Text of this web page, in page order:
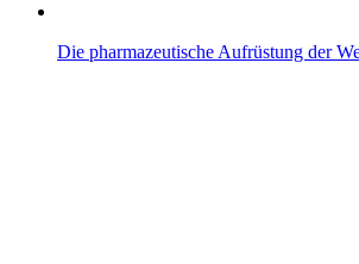
Die pharmazeutische Aufrüstung der